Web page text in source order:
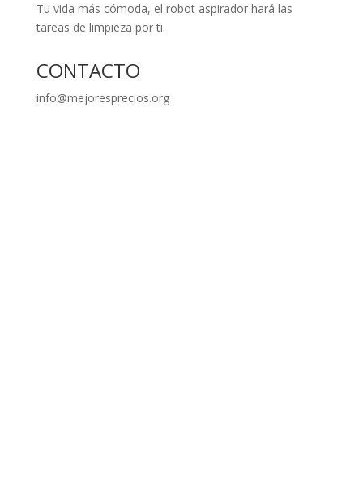
Tu vida más cómoda, el robot aspirador hará las
tareas de limpieza por ti.
CONTACTO
info@mejoresprecios.org